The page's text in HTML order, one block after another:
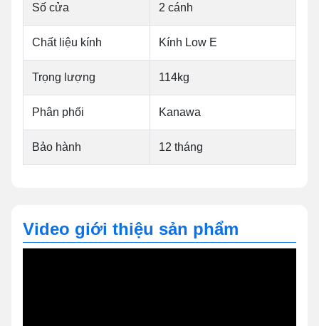
Số cửa 2 cánh
Chất liệu kính Kính Low E
Trọng lượng 114kg
Phân phối Kanawa
Bảo hành 12 tháng
Video giới thiệu sản phẩm